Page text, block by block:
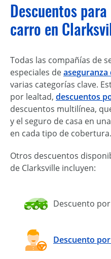
Descuentos
carro en
Todas las compañías de
especiales deaseguranza
varias categorías clave.
por lealtad, descuentos
descuentos multilínea,
y el seguro de casa en
en cada tipo de cobertura.
Otros descuentos
de Clarksville incluyen:
Descuento
Descuento